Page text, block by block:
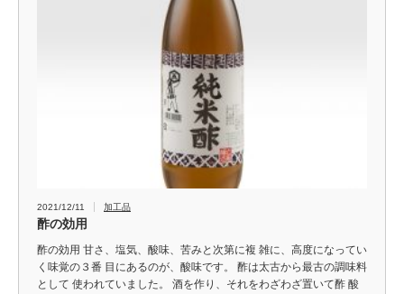
2021/12/11 加工品
酢の効用
酢の効用 甘さ、塩気、酸味、苦みと次第に複 雑に、高度になってい
く味覚の３番 目にあるのが、酸味です。 酢は太古から最古の調味料
として 使われていました。 酒を作り、それをわざわざ置いて酢 酸